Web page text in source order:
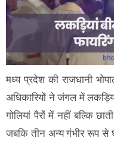
मध्य प्रदेश की राजधानी
अधिकारियों ने जंगल में
गोलियां पैरों में नहीं बल्कि
जबकि तीन अन्य गंभीर रूप से